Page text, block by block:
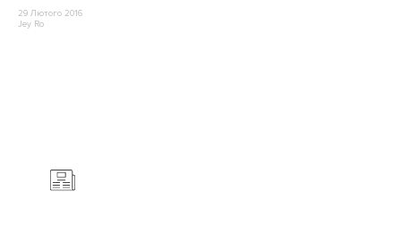
29 Лютого 2016
Jey Ro